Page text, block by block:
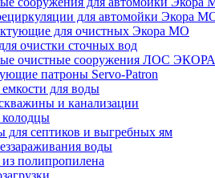
для автомойки Экора
для очистных Экора МО
очистки сточных вод
очистные сооружения ЛОС ЭКОРА
патроны Servo-Patron
для воды
и канализации
для септиков и выгребных ям
воды
полипропилена